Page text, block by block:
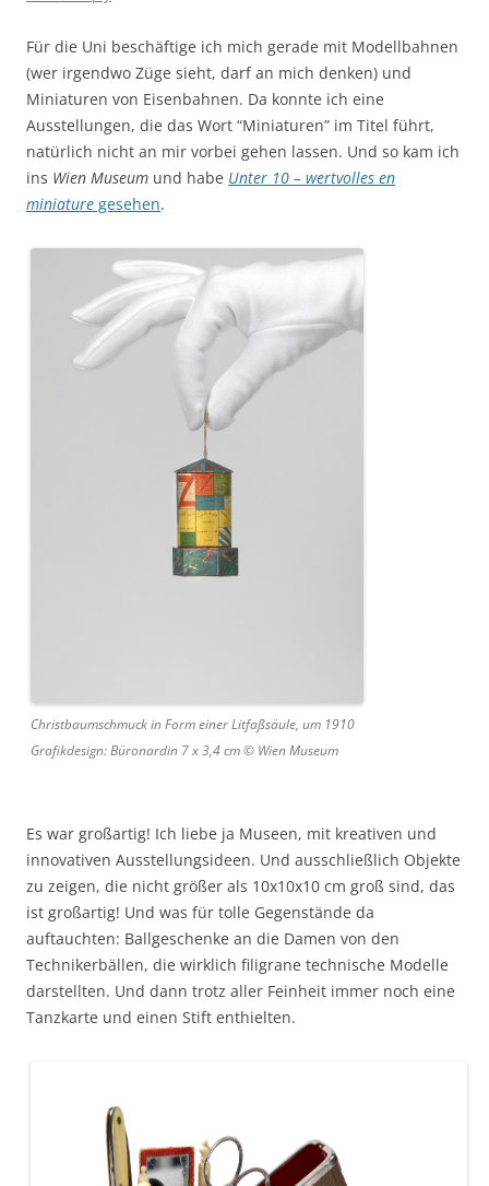
Für die Uni beschäftige ich mich gerade mit Modellbahnen
(wer irgendwo Züge sieht, darf an mich denken) und
Miniaturen von Eisenbahnen. Da konnte ich eine
Ausstellungen, die das Wort “Miniaturen” im Titel führt,
natürlich nicht an mir vorbei gehen lassen. Und so kam ich
ins Wien Museum und habe Unter 10 – wertvolles en
miniature gesehen.
Christbaumschmuck in Form einer Litfaßsäule, um 1910
Grafikdesign: Büronardin 7 x 3,4 cm © Wien Museum
Es war großartig! Ich liebe ja Museen, mit kreativen und
innovativen Ausstellungsideen. Und ausschließlich Objekte
zu zeigen, die nicht größer als 10x10x10 cm groß sind, das
ist großartig! Und was für tolle Gegenstände da
auftauchten: Ballgeschenke an die Damen von den
Technikerbällen, die wirklich filigrane technische Modelle
darstellten. Und dann trotz aller Feinheit immer noch eine
Tanzkarte und einen Stift enthielten.